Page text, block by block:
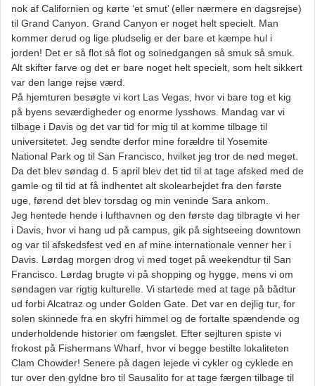
nok af Californien og kørte ‘et smut’ (eller nærmere en dagsrejse)
til Grand Canyon. Grand Canyon er noget helt specielt. Man
kommer derud og lige pludselig er der bare et kæmpe hul i
jorden! Det er så flot så flot og solnedgangen så smuk så smuk.
Alt skifter farve og det er bare noget helt specielt, som helt sikkert
var den lange rejse værd.
På hjemturen besøgte vi kort Las Vegas, hvor vi bare tog et kig
på byens seværdigheder og enorme lysshows. Mandag var vi
tilbage i Davis og det var tid for mig til at komme tilbage til
universitetet. Jeg sendte derfor mine forældre til Yosemite
National Park og til San Francisco, hvilket jeg tror de nød meget.
Da det blev søndag d. 5 april blev det tid til at tage afsked med de
gamle og til tid at få indhentet alt skolearbejdet fra den første
uge, førend det blev torsdag og min veninde Sara ankom.
Jeg hentede hende i lufthavnen og den første dag tilbragte vi her
i Davis, hvor vi hang ud på campus, gik på sightseeing downtown
og var til afskedsfest ved en af mine internationale venner her i
Davis. Lørdag morgen drog vi med toget på weekendtur til San
Francisco. Lørdag brugte vi på shopping og hygge, mens vi om
søndagen var rigtig kulturelle. Vi startede med at tage på bådtur
ud forbi Alcatraz og under Golden Gate. Det var en dejlig tur, for
solen skinnede fra en skyfri himmel og de fortalte spændende og
underholdende historier om fængslet. Efter sejlturen spiste vi
frokost på Fishermans Wharf, hvor vi begge bestilte lokaliteten
Clam Chowder! Senere på dagen lejede vi cykler og cyklede en
tur over den gyldne bro til Sausalito for at tage færgen tilbage til